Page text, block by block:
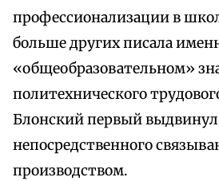
профессионализации в
больше других писала
«общеобразовательном»
политехнического
Блонский первый
непосредственного
производством.